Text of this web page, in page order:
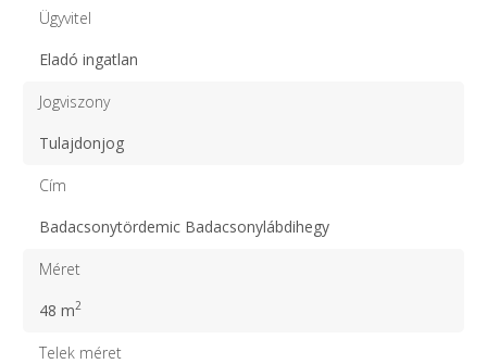
Ügyvitel
Eladó ingatlan
Jogviszony
Tulajdonjog
Cím
Badacsonytördemic Badacsonylábdihegy
Méret
48 m2
Telek méret